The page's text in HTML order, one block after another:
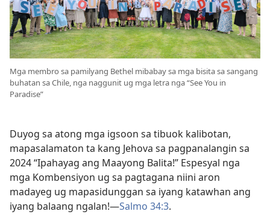
Mga membro sa pamilyang Bethel mibabay sa mga bisita sa sangang
buhatan sa Chile, nga naggunit ug mga letra nga “See You in
Paradise”
Duyog sa atong mga igsoon sa tibuok kalibotan,
mapasalamaton ta kang Jehova sa pagpanalangin sa
2024 “Ipahayag ang Maayong Balita!” Espesyal nga
mga Kombensiyon ug sa pagtagana niini aron
madayeg ug mapasidunggan sa iyang katawhan ang
iyang balaang ngalan!—Salmo 34:3.